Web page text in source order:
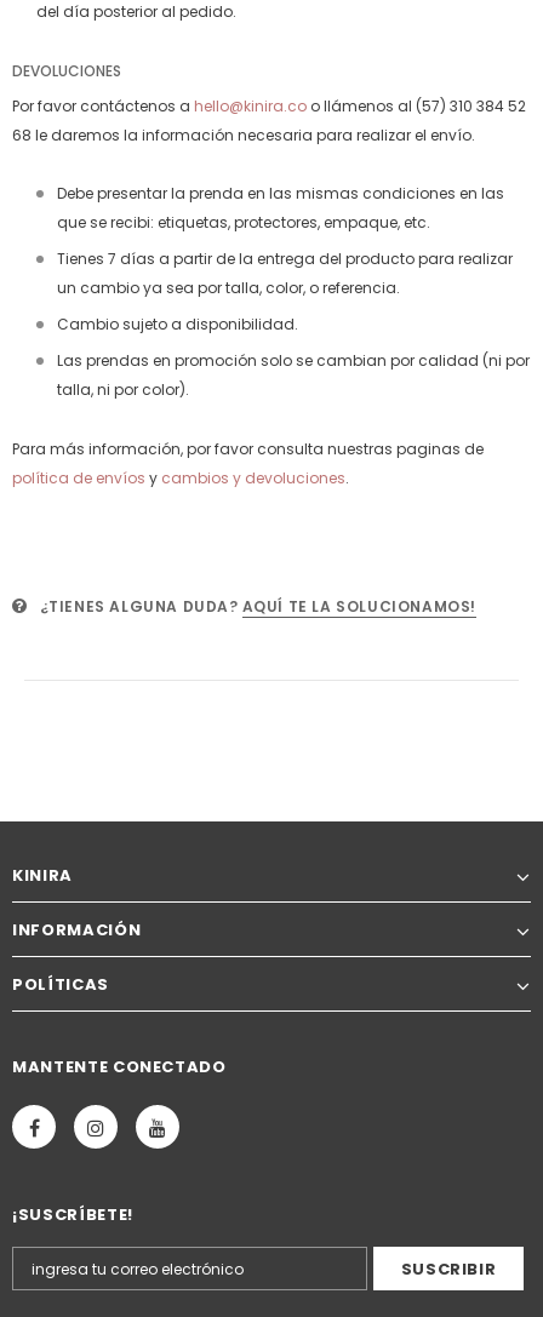
del día posterior al pedido.
DEVOLUCIONES
Por favor contáctenos a hello@kinira.co o llámenos al (57) 310 384 52
68 le daremos la información necesaria para realizar el envío.
Debe presentar la prenda en las mismas condiciones en las
que se recibi: etiquetas, protectores, empaque, etc.
Tienes 7 días a partir de la entrega del producto para realizar
un cambio ya sea por talla, color, o referencia.
Cambio sujeto a disponibilidad.
Las prendas en promoción solo se cambian por calidad (ni por
talla, ni por color).
Para más información, por favor consulta nuestras paginas de
política de envíos y cambios y devoluciones.
¿TIENES ALGUNA DUDA? AQUÍ TE LA SOLUCIONAMOS!
KINIRA
INFORMACIÓN
POLÍTICAS
MANTENTE CONECTADO
¡SUSCRÍBETE!